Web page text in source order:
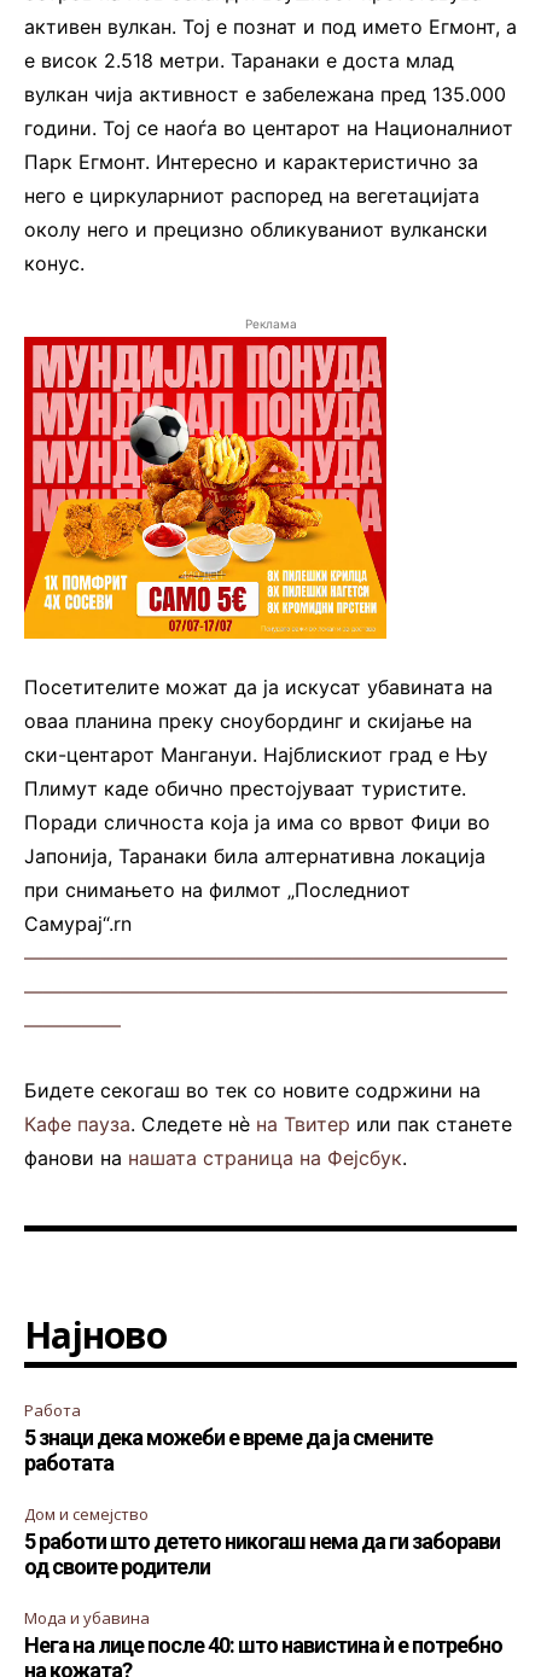
активен вулкан. Тој е познат и под името Егмонт, а
е висок 2.518 метри. Таранаки е доста млад
вулкан чија активност е забележана пред 135.000
години. Тој се наоѓа во центарот на Националниот
Парк Егмонт. Интересно и карактеристично за
него е циркуларниот распоред на вегетацијата
околу него и прецизно обликуваниот вулкански
конус.
Реклама
Посетителите можат да ја искусат убавината на
оваа планина преку сноубординг и скијање на
ски-центарот Мангануи. Најблискиот град е Њу
Плимут каде обично престојуваат туристите.
Поради сличноста која ја има со врвот Фиџи во
Јапонија, Таранаки била алтернативна локација
при снимањето на филмот „Последниот
Самурај“.rn
—————————————————————————
—————————————————————————
—————
Бидете секогаш во тек со новите содржини на
Кафе пауза. Следете нè на Твитер или пак станете
фанови на нашата страница на Фејсбук.
Најново
Работа
5 знаци дека можеби е време да ја смените
работата
Дом и семејство
5 работи што детето никогаш нема да ги заборави
од своите родители
Мода и убавина
Нега на лице после 40: што навистина ѝ е потребно
на кожата?